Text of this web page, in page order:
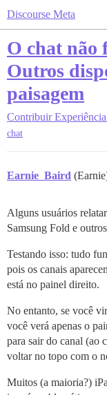
Discourse Meta
O chat não
Outros
paisagem
Contribuir
chat
Earnie_Baird
Alguns usuários
Samsung Fold e
Testando isso: tudo
pois os canais
está no painel direito.
No entanto, se você
você verá apenas o
para sair do canal (ao
voltar no topo com o
Muitos (a maioria?)